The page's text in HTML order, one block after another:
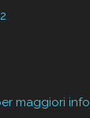
maggiori